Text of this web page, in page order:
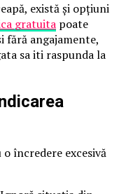
există și opțiuni
gratuita poate
fără angajamente,
sa iti raspunda la
încredere excesivă